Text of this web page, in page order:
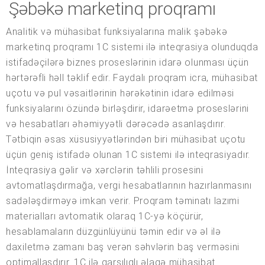
Şəbəkə marketinq proqramı
Analitik və mühasibat funksiyalarına malik şəbəkə
marketinq proqramı 1C sistemi ilə inteqrasiya olunduqda
istifadəçilərə biznes proseslərinin idarə olunması üçün
hərtərəfli həll təklif edir. Faydalı proqram icra, mühasibat
uçotu və pul vəsaitlərinin hərəkətinin idarə edilməsi
funksiyalarını özündə birləşdirir, idarəetmə proseslərini
və hesabatları əhəmiyyətli dərəcədə asanlaşdırır.
Tətbiqin əsas xüsusiyyətlərindən biri mühasibat uçotu
üçün geniş istifadə olunan 1C sistemi ilə inteqrasiyadır.
İnteqrasiya gəlir və xərclərin təhlili prosesini
avtomatlaşdırmağa, vergi hesabatlarının hazırlanmasını
sadələşdirməyə imkan verir. Proqram təminatı lazımi
materialları avtomatik olaraq 1C-yə köçürür,
hesablamaların düzgünlüyünü təmin edir və əl ilə
daxiletmə zamanı baş verən səhvlərin baş verməsini
optimallaşdırır. 1C ilə qarşılıqlı əlaqə mühasibat